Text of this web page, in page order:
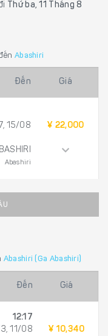
Thứ ba, 11 Tháng 8
Abashiri
Đến Giá
15/08
Abashiri
¥ 22,000
Abashiri (Ga Abashiri)
Đến Giá
12:17
11/08
¥ 10,340